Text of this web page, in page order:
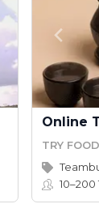
Online
TRY
10–200